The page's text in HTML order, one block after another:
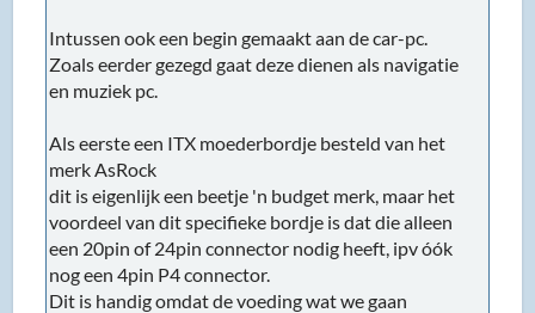
Intussen ook een begin gemaakt aan de car-pc.
Zoals eerder gezegd gaat deze dienen als navigatie
en muziek pc.
Als eerste een ITX moederbordje besteld van het
merk AsRock
dit is eigenlijk een beetje 'n budget merk, maar het
voordeel van dit specifieke bordje is dat die alleen
een 20pin of 24pin connector nodig heeft, ipv óók
nog een 4pin P4 connector.
Dit is handig omdat de voeding wat we gaan